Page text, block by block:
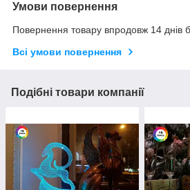
Умови повернення
Повернення товару впродовж 14 днів
Всі умови повернення
Подібні товари компанії